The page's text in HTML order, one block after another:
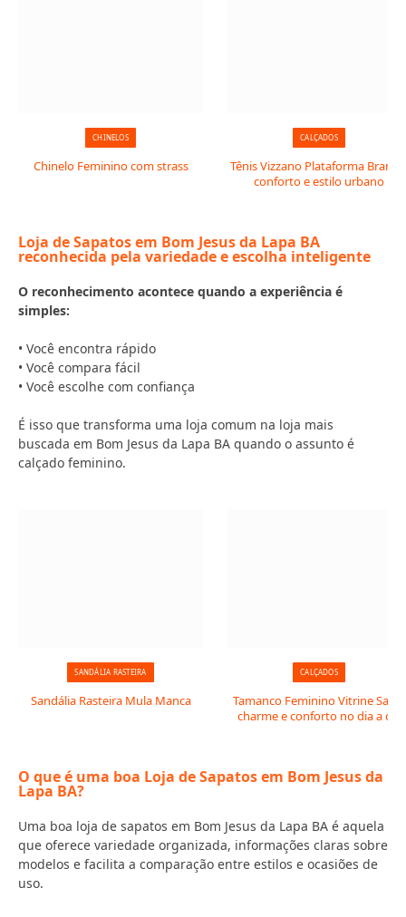
CHINELOS
Chinelo Feminino com strass
CALÇADOS
Tênis Vizzano Plataforma
conforto e estilo urbano
Loja de Sapatos em Bom Jesus da Lapa BA
reconhecida pela variedade e escolha inteligente
O reconhecimento acontece quando a experiência é
simples:
• Você encontra rápido
• Você compara fácil
• Você escolhe com confiança
É isso que transforma uma loja comum na loja mais
buscada em Bom Jesus da Lapa BA quando o assunto é
calçado feminino.
SANDÁLIA RASTEIRA
Sandália Rasteira Mula Manca
CALÇADOS
Tamanco Feminino Vitrine Salto:
charme e conforto no dia a dia
O que é uma boa Loja de Sapatos em Bom Jesus da
Lapa BA?
Uma boa loja de sapatos em Bom Jesus da Lapa BA é aquela
que oferece variedade organizada, informações claras sobre
modelos e facilita a comparação entre estilos e ocasiões de
uso.